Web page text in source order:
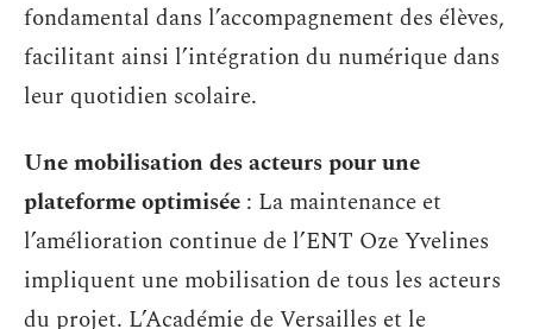
fondamental dans l’accompagnement des élèves,
facilitant ainsi l’intégration du numérique dans
leur quotidien scolaire.
Une mobilisation des acteurs pour une
plateforme optimisée : La maintenance et
l’amélioration continue de l’ENT Oze Yvelines
impliquent une mobilisation de tous les acteurs
du projet. L’Académie de Versailles et le